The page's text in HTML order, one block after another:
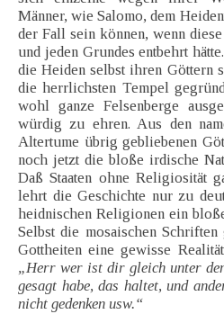
Männer, wie Salomo, dem
der Fall sein können, wenn
und jeden Grundes entbehrt
die Heiden selbst ihren Göttern
die herrlichsten Tempel
wohl ganze Felsenberge
würdig zu ehren. Aus den
Altertume übrig gebliebenen
noch jetzt die bloße irdische
Daß Staaten ohne Religiosität
lehrt die Geschichte nur zu
heidnischen Religionen ein
Selbst die mosaischen
Gottheiten eine gewisse
„Herr wer ist dir gleich unter
gesagt habe, das haltet, und
nicht gedenken usw.“